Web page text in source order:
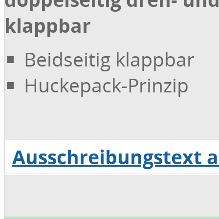
klappbar
Beidseitig klappbar
Huckepack-Prinzip
Ausschreibungstext
Download Ausschreibungstext